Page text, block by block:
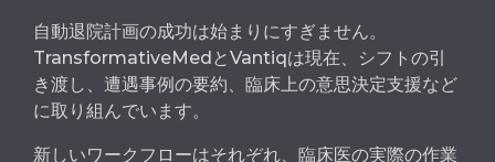
自動退院計画の成功は始まりにすぎません。
TransformativeMed とVantiqは現在、 シフト の引
き渡 し 、遭遇事例の要約、 臨床上の意思決定支援など
に取り組んでいます。
新しいワークフローはそれぞれ、臨床医の実際の作業